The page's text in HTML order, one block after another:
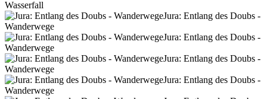
Wasserfall
Jura: Entlang des Doubs -
Wanderwege
Jura: Entlang des Doubs -
Wanderwege
Jura: Entlang des Doubs -
Wanderwege
Jura: Entlang des Doubs -
Wanderwege